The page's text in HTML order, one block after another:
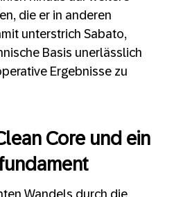
die er in anderen
unterstrich Sabato,
Basis unerlässlich
Ergebnisse zu
Core und ein
Wandels durch die